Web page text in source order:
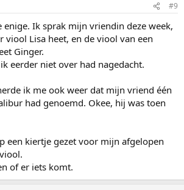
#9
enige. Ik sprak mijn vriendin deze week,
viool Lisa heet, en de viool van een
Ginger.
eerder niet over had nagedacht.
ik me ook weer dat mijn vriend één
had genoemd. Okee, hij was toen
een kiertje gezet voor mijn afgelopen
of er iets komt.